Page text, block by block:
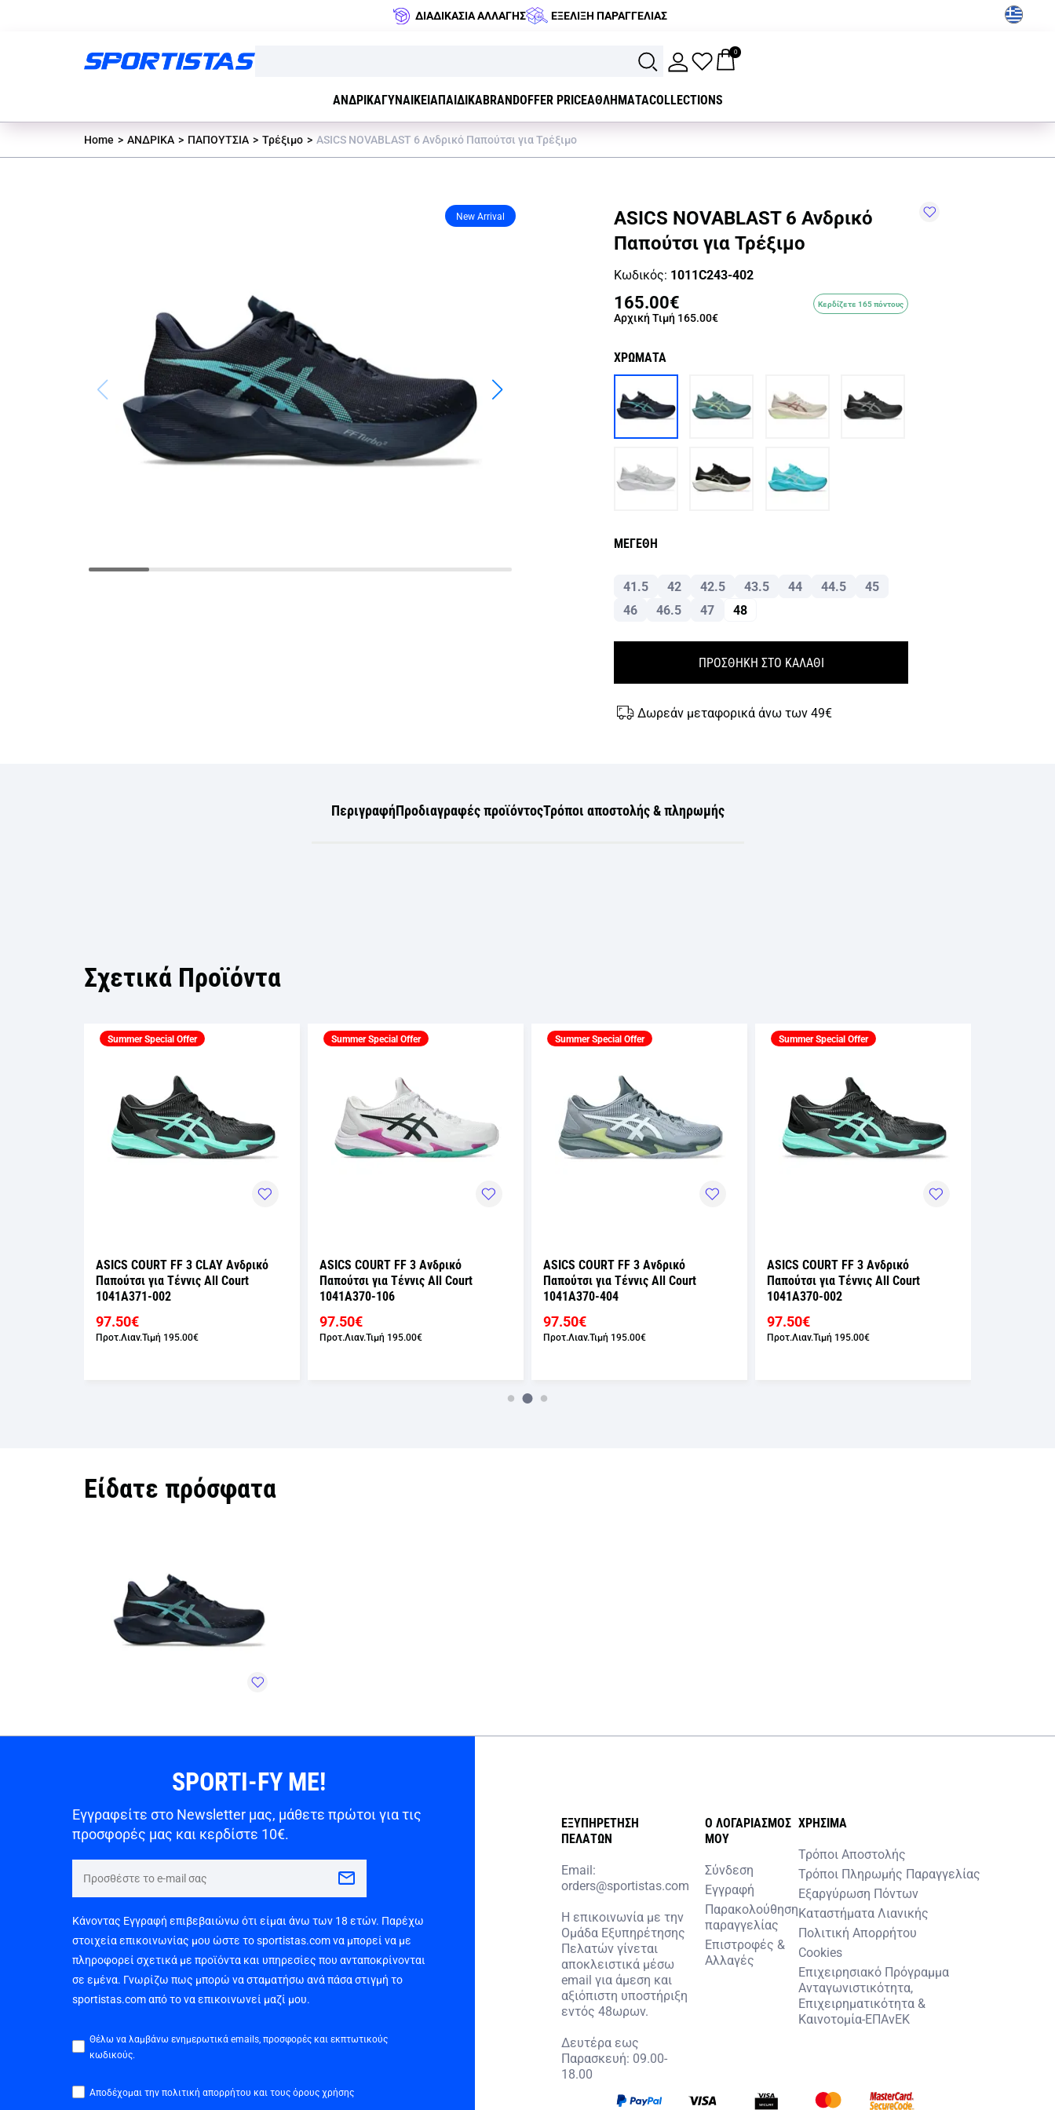
ΔΙΑΔΙΚΑΣΙΑ ΑΛΛΑΓΗΣ ΕΞΕΛΙΞΗ ΠΑΡΑΓΓΕΛΙΑΣ
0
ΑΝΔΡΙΚΑΓΥΝΑΙΚΕΙΑΠΑΙΔΙΚΑBRANDOFFER PRICEΑΘΛΗΜΑΤΑCOLLECTIONS
Home ΑΝΔΡΙΚΑ ΠΑΠΟΥΤΣΙΑ Τρέξιμο ASICS NOVABLAST 6 Ανδρικό Παπούτσι για Τρέξιμο
New Arrival
ASICS NOVABLAST 6 Ανδρικό
Παπούτσι για Τρέξιμο
Κωδικός: 1011C243-402
165.00€
Αρχική Τιμή 165.00€
Κερδίζετε 165 πόντους
ΧΡΩΜΑΤΑ
ΜΕΓΕΘΗ
41.5 42 42.5 43.5 44 44.5
45
46
46.5 47 48
ΠΡΟΣΘΗΚΗ ΣΤΟ ΚΑΛΑΘΙ
Δωρεάν μεταφορικά άνω των 49€
ΠεριγραφήΠροδιαγραφές προϊόντοςΤρόποι αποστολής & πληρωμής
Σχετικά Προϊόντα
Summer Special Offer
ASICS COURT FF 3 CLAY Ανδρικό
Παπούτσι για Τέννις All Court
1041A371-002
97.50€
Προτ.Λιαν.Τιμή 195.00€
Summer Special Offer
ASICS COURT FF 3 Ανδρικό
Παπούτσι για Τέννις All Court
1041A370-106
97.50€
Προτ.Λιαν.Τιμή 195.00€
Summer Special Offer
ASICS COURT FF 3 Ανδρικό
Παπούτσι για Τέννις All Court
1041A370-404
97.50€
Προτ.Λιαν.Τιμή 195.00€
Summer Special Offer
ASICS COURT FF 3 Ανδρικό
Παπούτσι για Τέννις All Court
1041A370-002
97.50€
Προτ.Λιαν.Τιμή 195.00€
Είδατε πρόσφατα
SPORTI-FY ME!
Εγγραφείτε στο Newsletter μας, μάθετε πρώτοι για τις
προσφορές μας και κερδίστε 10€.
Κάνοντας Εγγραφή επιβεβαιώνω ότι είμαι άνω των 18 ετών. Παρέχω
στοιχεία επικοινωνίας μου ώστε το sportistas.com να μπορεί να με
πληροφορεί σχετικά με προϊόντα και υπηρεσίες που ανταποκρίνονται
σε εμένα. Γνωρίζω πως μπορώ να σταματήσω ανά πάσα στιγμή το
sportistas.com από το να επικοινωνεί μαζί μου.
Θέλω να λαμβάνω ενημερωτικά emails, προσφορές και εκπτωτικούς
κωδικούς.
Αποδέχομαι την πολιτική απορρήτου και τους όρους χρήσης
ΕΞΥΠΗΡΕΤΗΣΗ
ΠΕΛΑΤΩΝ
Email:
orders@sportistas.com
Η επικοινωνία με την
Ομάδα Εξυπηρέτησης
Πελατών γίνεται
αποκλειστικά μέσω
email για άμεση και
αξιόπιστη υποστήριξη
εντός 48ωρων.
Δευτέρα εως
Παρασκευή: 09.00-
18.00
O ΛΟΓΑΡΙΑΣΜOΣ
MOY
Σύνδεση
Εγγραφή
Παρακολούθηση
παραγγελίας
Επιστροφές &
Αλλαγές
ΧΡHΣΙΜΑ
Τρόποι Αποστολής
Τρόποι Πληρωμής Παραγγελίας
Εξαργύρωση Πόντων
Καταστήματα Λιανικής
Πολιτική Απορρήτου
Cookies
Επιχειρησιακό Πρόγραμμα
Ανταγωνιστικότητα,
Επιχειρηματικότητα &
Καινοτομία-ΕΠΑνΕΚ